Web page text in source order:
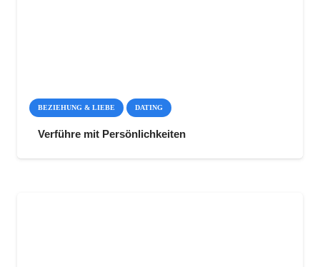
BEZIEHUNG & LIEBE DATING
Verführe mit Persönlichkeiten